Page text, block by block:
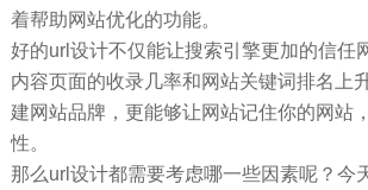
着帮助网站优化的功能。
好的url设计不仅能让搜索引擎更加的信任
内容页面的收录几率和网站关键词排名上
建网站品牌，更能够让网站记住你的网站
性。
那么url设计都需要考虑哪一些因素呢？今